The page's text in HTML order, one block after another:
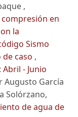
,
compresión en
la
Sismo
caso ,
Abril - Junio
Augusto García
Solórzano,
de agua de